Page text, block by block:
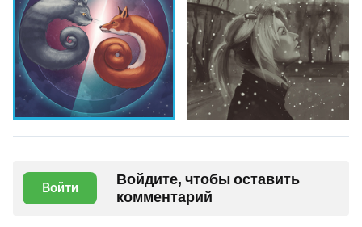
Войти
Войдите, чтобы оставить
комментарий